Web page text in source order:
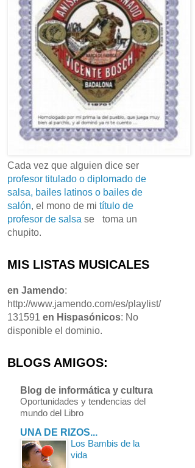
Cada vez que alguien dice ser
profesor titulado o diplomado de
salsa, bailes latinos o bailes de
salón, el mono de mi título de
profesor de salsa se
toma un
chupito.
MIS LISTAS MUSICALES
en Jamendo:
http://www.jamendo.com/es/playlist/
131591 en Hispasónicos: No
disponible el dominio.
BLOGS AMIGOS:
Blog de informática y cultura
Oportunidades y tendencias del
mundo del Libro
UNA DE RIZOS...
Los Bambis de la
vida